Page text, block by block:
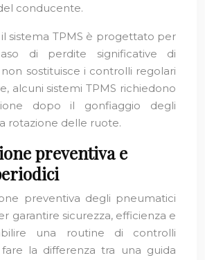
conducente.
sistema TPMS è progettato per
di perdite significative di
sostituisce i controlli regolari
alcuni sistemi TPMS richiedono
dopo il gonfiaggio degli
rotazione delle ruote.
preventiva e
preventiva degli pneumatici
garantire sicurezza, efficienza e
una routine di controlli
la differenza tra una guida